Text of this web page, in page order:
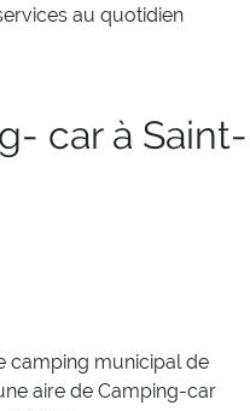
au quotidien
car à Saint-
camping municipal de
aire de Camping-car